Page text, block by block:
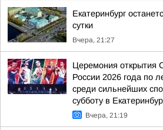
Екатеринбург
сутки
Вчера, 21:27
Церемония открытия
России 2026 года по
среди сильнейших
субботу в
Вчера, 21:19